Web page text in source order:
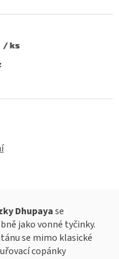
/ ks
Dhupayase
jako vonné tyčinky.
se mimo klasické
copánky